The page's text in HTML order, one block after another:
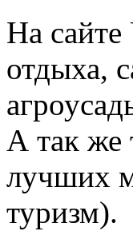
На
отдыха,
А так же
лучших
туризм).